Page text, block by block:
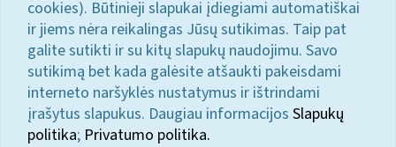
cookies). Būtinieji slapukai įdiegiami automatiškai
ir jiems nėra reikalingas Jūsų sutikimas. Taip pat
galite sutikti ir su kitų slapukų naudojimu. Savo
sutikimą bet kada galėsite atšaukti pakeisdami
interneto naršyklės nustatymus ir ištrindami
įrašytus slapukus. Daugiau informacijos Slapukų
politika; Privatumo politika.